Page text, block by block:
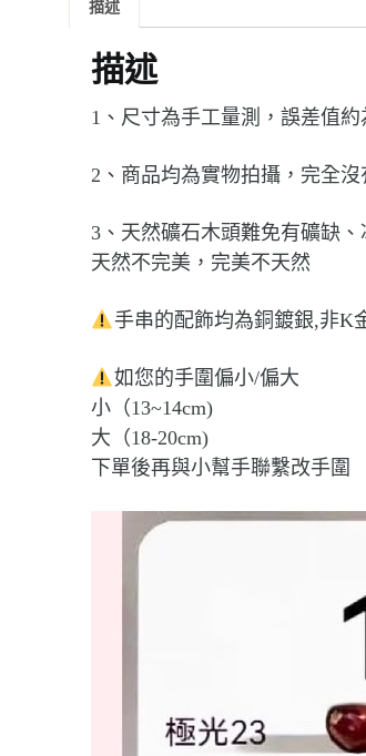
描述
描述
1、尺寸為手工量測，誤差值約
2、商品均為實物拍攝，完全
3、天然礦石木頭難免有礦缺
天然不完美，完美不天然
手串的配飾均為銅鍍銀,非K
如您的手圍偏小/偏大
小（13~14cm)
大（18-20cm)
下單後再與小幫手聯繫改手圍